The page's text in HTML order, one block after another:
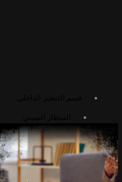
منظار البطن التشخيصي
منظار المعدة